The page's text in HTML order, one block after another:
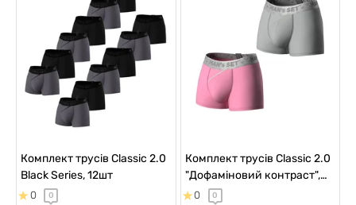
Комплект трусів Classic 2.0
Black Series, 12шт
0 0
Комплект трусів Classic 2.0
"Дофаміновий контраст",
2шт
0 0